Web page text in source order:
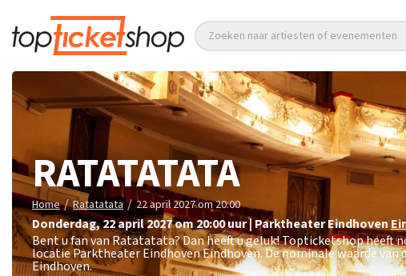
Zoeken naar artiesten of evenementen
RATATATATA
Home / Ratatatata / 22 april 2027 om 20:00
donderdag,22 april 2027 om 20:00uur| Parktheater Eindhoven
Bent u fan van Ratatatata? Dan heeft u geluk! Topticketshop heeft
locatie Parktheater Eindhoven Eindhoven. De nominale waarde van
Eindhoven.